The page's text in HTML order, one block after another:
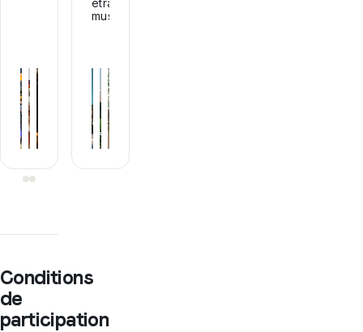
étrangères,
musique...
Conditions
de
participation